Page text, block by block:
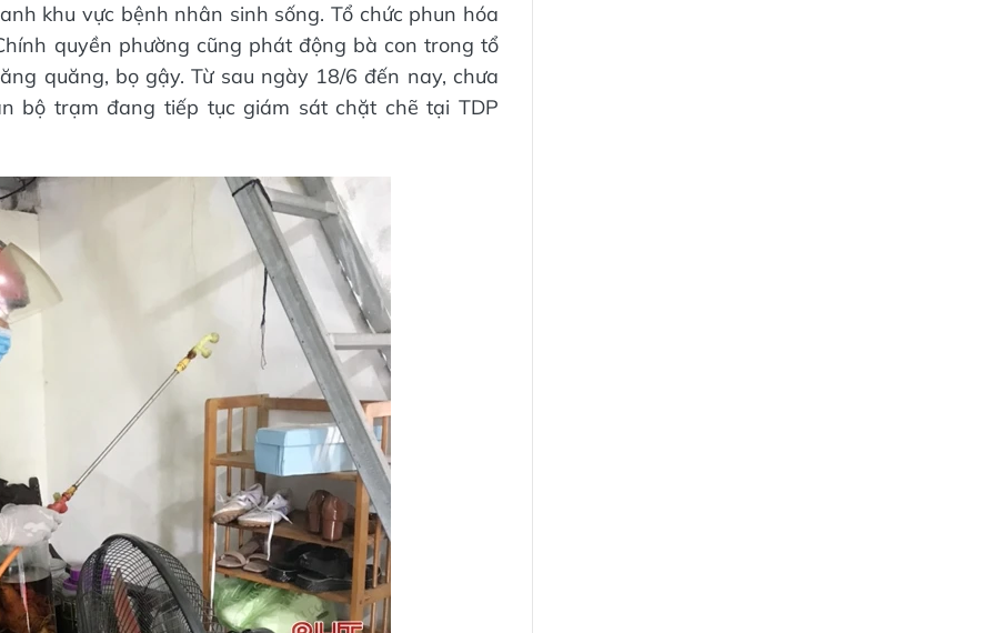
khu vực bệnh nhân sinh sống. Tổ chức phun hóa
quyền phường cũng phát động bà con trong tổ
quăng, bọ gậy. Từ sau ngày 18/6 đến nay, chưa
bộ trạm đang tiếp tục giám sát chặt chẽ tại TDP